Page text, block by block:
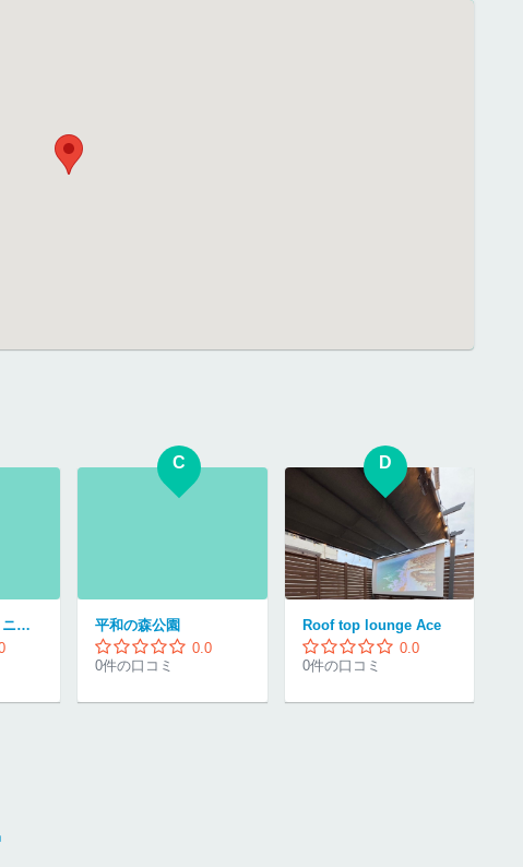
アミーペットクリニック
C
平和の森公園
0.0
0件の口コミ
D
Roof top lounge Ace
0.0
0件の口コミ